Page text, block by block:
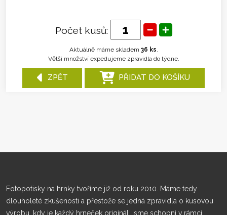
Počet kusů:
Aktuálně máme skladem 36 ks
Větší množství expedujeme zpravidla do týdne.
ZPĚT PŘIDAT DO KOŠÍKU
Fotopotisky na hrnky tvoříme již od roku 2010. Máme tedy
dlouholeté zkušenosti a přestože se jedná zpravidla o kusovou
výrobu, kdy je každý hrneček originál, jsme schopni v rámci